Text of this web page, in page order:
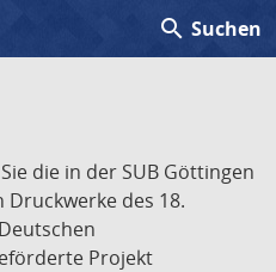
search Suchen
die in der SUB Göttingen
des 18.
Projekt